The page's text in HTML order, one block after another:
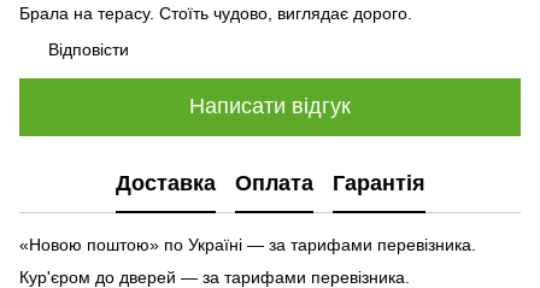
Брала на терасу. Стоїть чудово, виглядає дорого.
Відповісти
Написати відгук
Доставка Оплата Гарантія
«Новою поштою» по Україні — за тарифами перевізника.
Кур'єром до дверей — за тарифами перевізника.